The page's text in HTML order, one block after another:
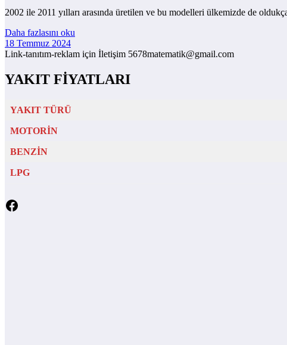
2002 ile 2011 yılları arasında üretilen ve bu modelleri ülkemizde de
Daha fazlasını oku
18 Temmuz 2024
Link-tanıtım-reklam için İletişim 5678matematik@gmail.com
YAKIT FİYATLARI
YAKIT TÜRÜ
MOTORİN
BENZİN
LPG
Facebook